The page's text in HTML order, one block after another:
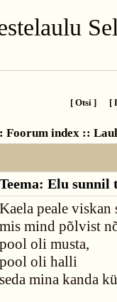
[ Otsi ] [
Foorum index ::
Teema: Elu sunnil
Kaela peale viskan
mis mind põlvist
pool oli musta,
pool oli halli
seda mina kanda